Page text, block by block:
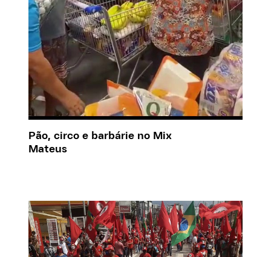
Pão, circo e barbárie no Mix
Mateus